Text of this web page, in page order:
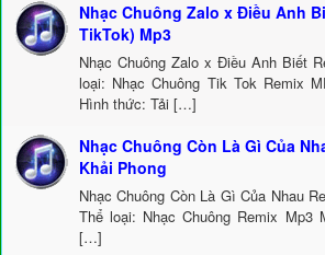
Nhạc Chuông Zalo x Điều Anh
TikTok) Mp3
Nhạc Chuông Zalo x Điều Anh Biết
loại: Nhạc Chuông Tik Tok Remix
Hình thức: Tải […]
Nhạc Chuông Còn Là Gì Của
Khải Phong
Nhạc Chuông Còn Là Gì Của Nhau
Thể loại: Nhạc Chuông Remix Mp3
[…]